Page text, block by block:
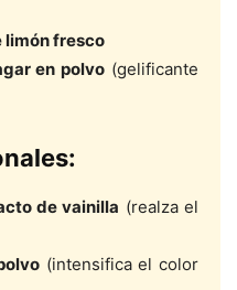
limón fresco
en polvo (gelificante
de vainilla (realza el
(intensifica el color